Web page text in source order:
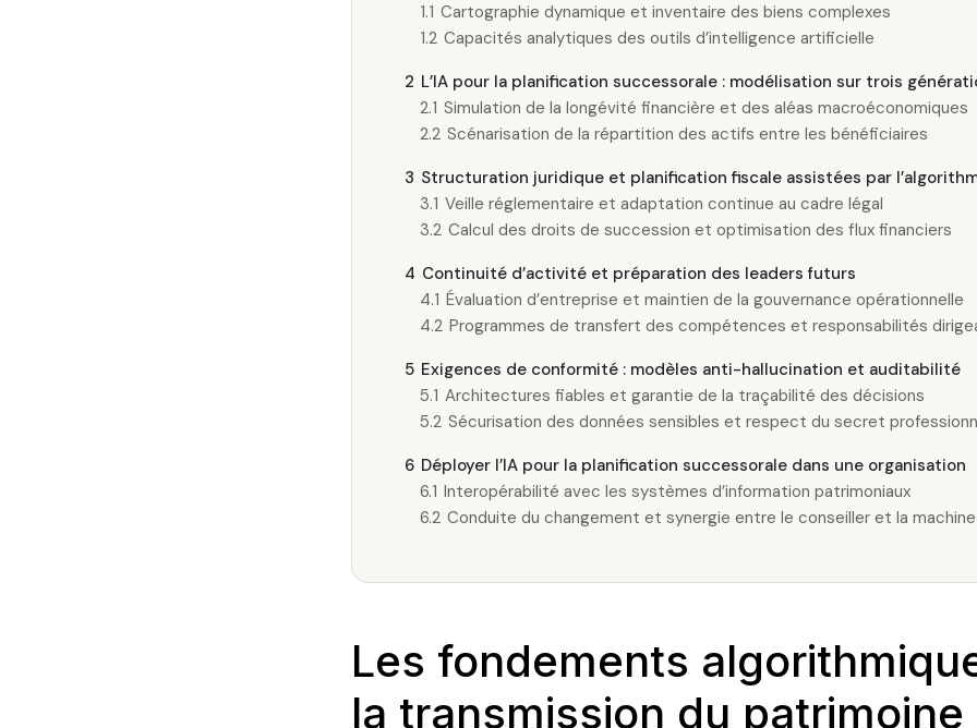
1.1 Cartographie dynamique et inventaire des biens complexes
1.2 Capacités analytiques des outils d’intelligence artificielle
2 L’IA pour la planification successorale : modélisation sur trois
2.1 Simulation de la longévité financière et des aléas macroéconomiques
2.2 Scénarisation de la répartition des actifs entre les bénéficiaires
3 Structuration juridique et planification fiscale assistées par
3.1 Veille réglementaire et adaptation continue au cadre légal
3.2 Calcul des droits de succession et optimisation des flux financiers
4 Continuité d’activité et préparation des leaders futurs
4.1 Évaluation d’entreprise et maintien de la gouvernance opérationnelle
4.2 Programmes de transfert des compétences et responsabilités
5 Exigences de conformité : modèles anti-hallucination et auditabilité
5.1 Architectures fiables et garantie de la traçabilité des décisions
5.2 Sécurisation des données sensibles et respect du secret
6 Déployer l’IA pour la planification successorale dans une organisation
6.1 Interopérabilité avec les systèmes d’information patrimoniaux
6.2 Conduite du changement et synergie entre le conseiller et la machine
Les fondements
la transmission du patrimoine